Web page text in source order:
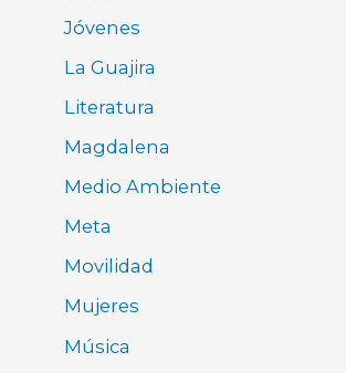
Jóvenes
La Guajira
Literatura
Magdalena
Medio Ambiente
Meta
Movilidad
Mujeres
Música